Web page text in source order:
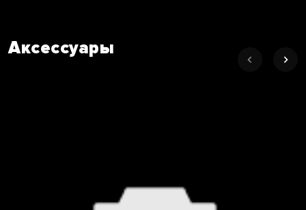
Аксессуары